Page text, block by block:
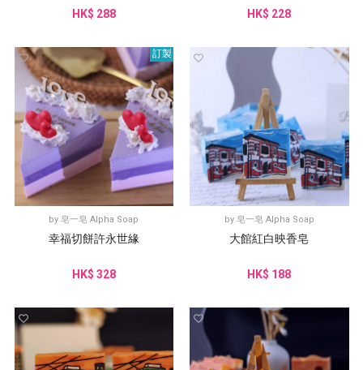
HK$ 288 HK$ 228
訂製
by皂一皂 Alpha Soap
幸福切餅許永世緣
HK$ 328
by 皂一皂 Alpha Soap
大館紅白映香皂
HK$ 188